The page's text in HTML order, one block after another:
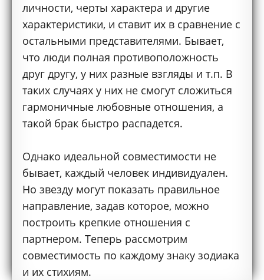
личности, черты характера и другие
характеристики, и ставит их в сравнение с
остальными представителями. Бывает,
что люди полная противоположность
друг другу, у них разные взгляды и т.п. В
таких случаях у них не смогут сложиться
гармоничные любовные отношения, а
такой брак быстро распадется.
Однако идеальной совместимости не
бывает, каждый человек индивидуален.
Но звезду могут показать правильное
направление, задав которое, можно
построить крепкие отношения с
партнером. Теперь рассмотрим
совместимость по каждому знаку зодиака
и их стихиям.